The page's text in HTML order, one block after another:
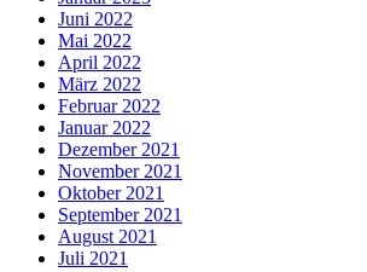
Juni 2022
Mai 2022
April 2022
März 2022
Februar 2022
Januar 2022
Dezember 2021
November 2021
Oktober 2021
September 2021
August 2021
Juli 2021